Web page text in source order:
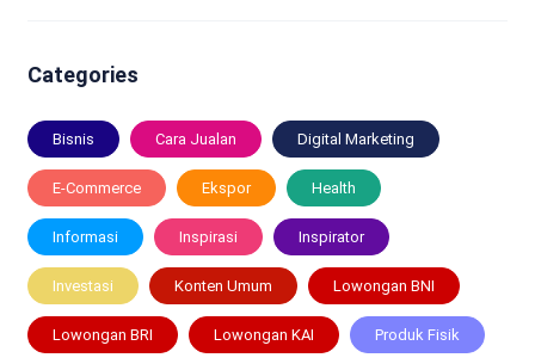
Categories
Bisnis Cara Jualan Digital Marketing
E-Commerce Ekspor Health
Informasi Inspirasi Inspirator
Investasi Konten Umum Lowongan BNI
Lowongan BRI Lowongan KAI Produk Fisik